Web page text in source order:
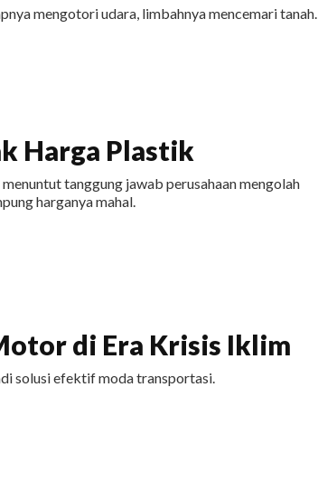
mengotori udara, limbahnya mencemari tanah.
Harga Plastik
tanggung jawab perusahaan mengolah
harganya mahal.
di Era Krisis Iklim
solusi efektif moda transportasi.